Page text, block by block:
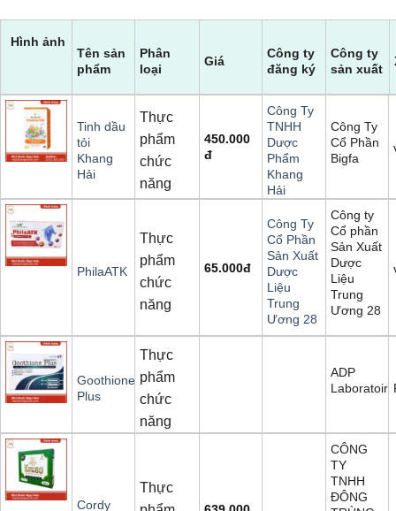
Hình ảnh
Tên sản
phẩm
Phân
loại
Giá
Công ty
đăng ký
Công ty
sản xuất
Tinh dầu
tỏi
Khang
Hải
Thực
phẩm
chức
năng
450.000
đ
Công Ty
TNHH
Dược
Phẩm
Khang
Hải
Công Ty
Cổ Phần
Bigfa
PhilaATK
Thực
phẩm
chức
năng
65.000đ
Công Ty
Cổ Phần
Sản Xuất
Dược
Liệu
Trung
Ương 28
Công ty
Cổ phần
Sản Xuất
Dược
Liệu
Trung
Ương 28
Goothione
Plus
Thực
phẩm
chức
năng
ADP
Laboratoire
Cordy
Thực
CÔNG
TY
TNHH
ĐÔNG